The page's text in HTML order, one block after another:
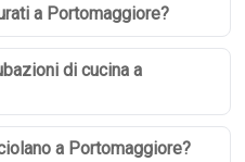
a Portomaggiore?
di cucina a
a Portomaggiore?